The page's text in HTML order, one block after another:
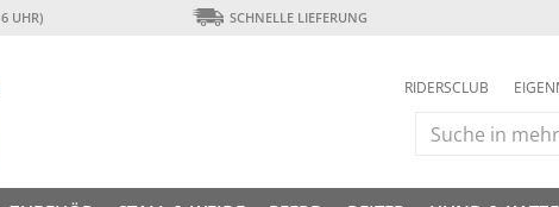
UHR) SCHNELLE LIEFERUNG
RIDERSCLUB